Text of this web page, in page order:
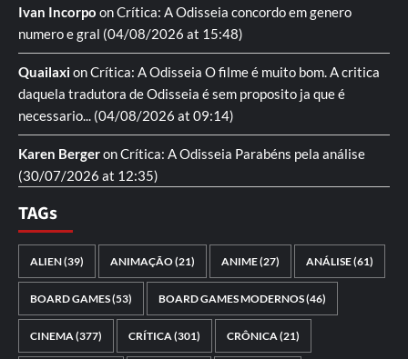
Ivan Incorpo onCrítica: A Odisseia concordo em genero
numero e gral (04/08/2026 at 15:48)
QuailaxionCrítica: A Odisseia O filme é muito bom. A critica
daquela tradutora de Odisseia é sem proposito ja que é
necessario... (04/08/2026 at 09:14)
Karen BergeronCrítica: A Odisseia Parabéns pela análise
(30/07/2026 at 12:35)
TAGs
ALIEN(39) ANIMAÇÃO(21) ANIME(27) ANÁLISE(61)
BOARD GAMES(53) BOARD GAMES MODERNOS(46)
CINEMA(377) CRÍTICA(301) CRÔNICA(21)